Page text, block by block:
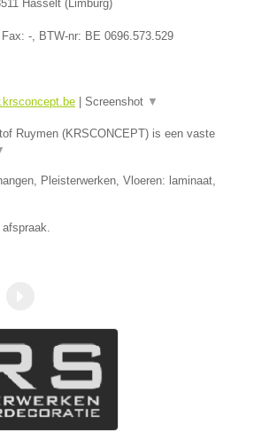
Hasselt (Limburg)
-, BTW-nr: BE 0696.573.529
Screenshot ▼
Ruymen (KRSCONCEPT) is een vaste
Pleisterwerken, Vloeren: laminaat,
afspraak.